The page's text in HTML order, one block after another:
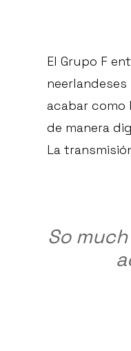
El Grupo F
acabar como
de manera
La
So much